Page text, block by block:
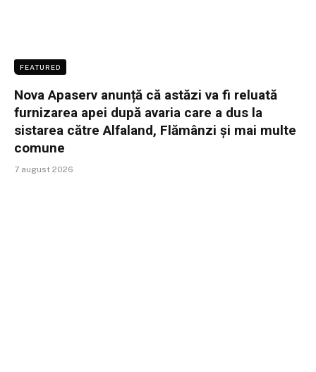
FEATURED
Nova Apaserv anunță că astăzi va fi reluată
furnizarea apei după avaria care a dus la
sistarea către Alfaland, Flămânzi și mai multe
comune
7 august 2026